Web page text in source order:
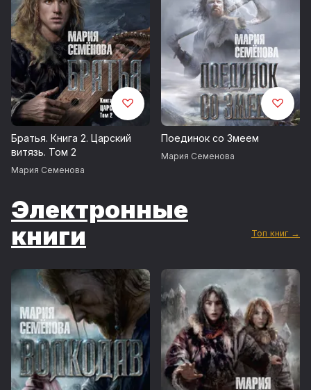
Братья. Книга 2. Царский
витязь. Том 2
Мария Семенова
Поединок со Змеем
Мария Семенова
Электронные
книги
Топ книг →